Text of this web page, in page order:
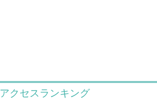
アクセスランキング